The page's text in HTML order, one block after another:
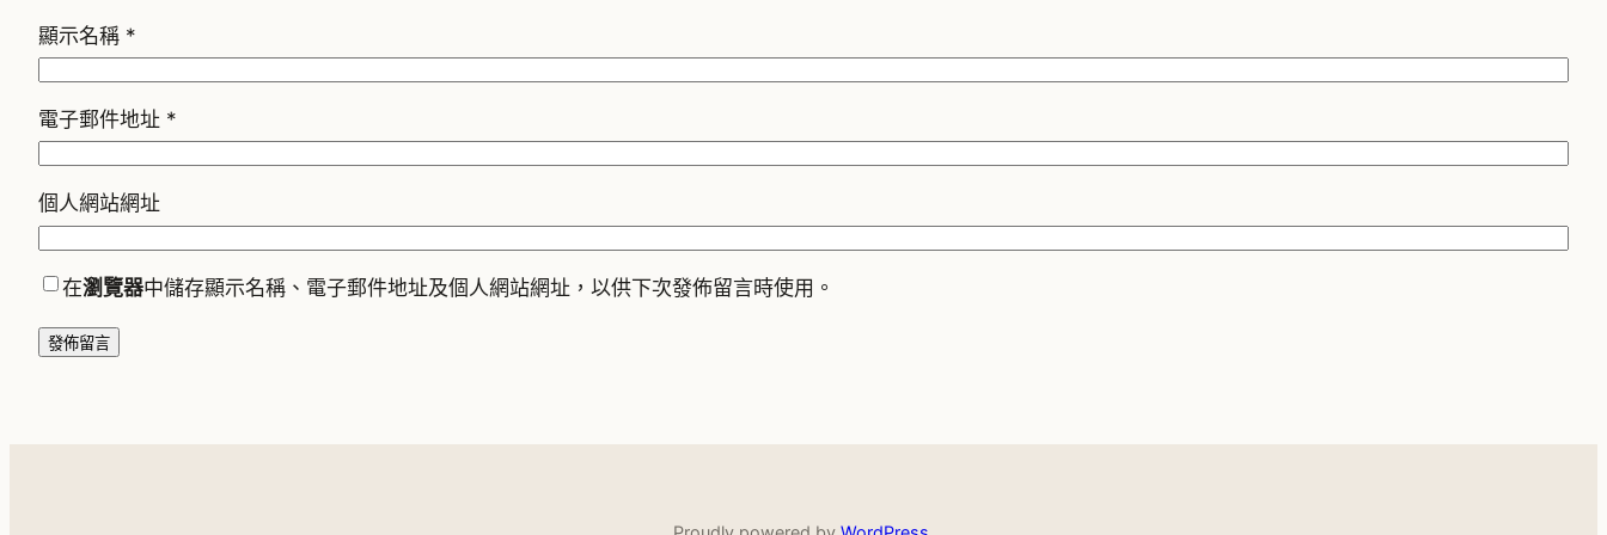
顯示名稱 *
電子郵件地址 *
個人網站網址
在瀏覽器中儲存顯示名稱、電子郵件地址及個人網站網址，以供下次發佈留言時使用。